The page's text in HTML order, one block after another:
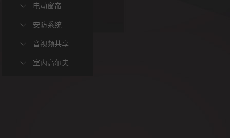
电动窗帘
安防系统
音视频共享
室内高尔夫